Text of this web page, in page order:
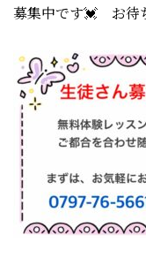
募集中です💓 お待